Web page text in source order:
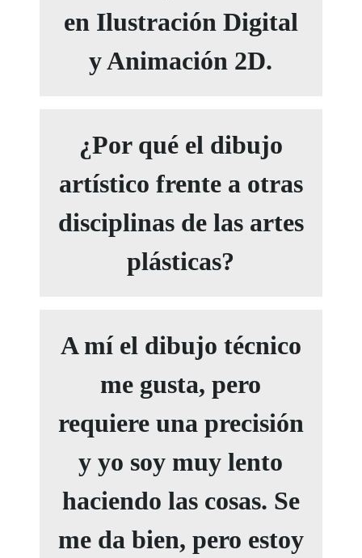
en Ilustración Digital
y Animación 2D.
¿Por qué el dibujo
artístico frente a otras
disciplinas de las artes
plásticas?
A mí el dibujo técnico
me gusta, pero
requiere una precisión
y yo soy muy lento
haciendo las cosas. Se
me da bien, pero estoy